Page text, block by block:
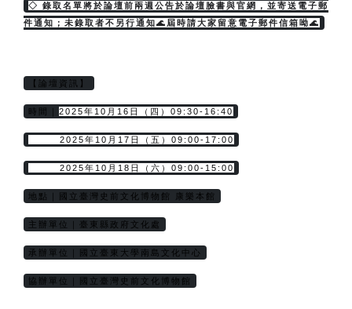
◇ 錄取名單將於論壇前兩週公告於論壇臉書與官網，並寄送電子郵
件通知；未錄取者不另行通知🌊屆時請大家留意電子郵件信箱呦🌊
【論壇資訊】
時間｜ 2025年10月16日（四）09:30-16:40
2025年10月17日（五）09:00-17:00
2025年10月18日（六）09:00-15:00
地點｜國立臺灣史前文化博物館 康樂本館
主辦單位｜臺東縣政府文化處
承辦單位｜國立臺東大學南島文化中心
協辦單位｜國立臺灣史前文化博物館